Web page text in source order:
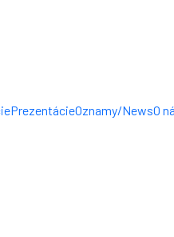
PrezentácieOznamy/NewsO